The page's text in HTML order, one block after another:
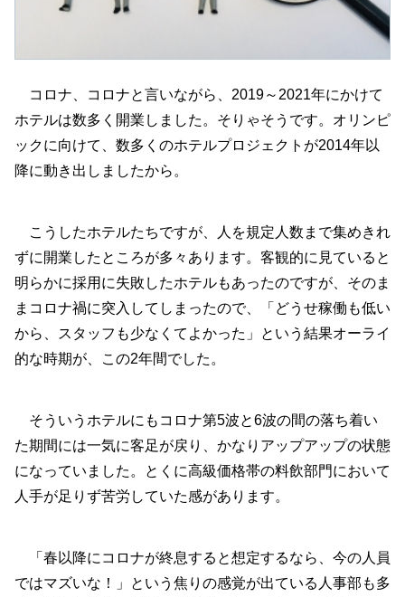
コロナ、コロナと言いながら、2019～2021年にかけて
ホテルは数多く開業しました。そりゃそうです。オリンピ
ックに向けて、数多くのホテルプロジェクトが2014年以
降に動き出しましたから。
こうしたホテルたちですが、人を規定人数まで集めきれ
ずに開業したところが多々あります。客観的に見ていると
明らかに採用に失敗したホテルもあったのですが、そのま
まコロナ禍に突入してしまったので、「どうせ稼働も低い
から、スタッフも少なくてよかった」という結果オーライ
的な時期が、この2年間でした。
そういうホテルにもコロナ第5波と6波の間の落ち着い
た期間には一気に客足が戻り、かなりアップアップの状態
になっていました。とくに高級価格帯の料飲部門において
人手が足りず苦労していた感があります。
「春以降にコロナが終息すると想定するなら、今の人員
ではマズいな！」という焦りの感覚が出ている人事部も多